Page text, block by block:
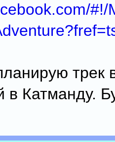
#!/
трек
в Катманду.